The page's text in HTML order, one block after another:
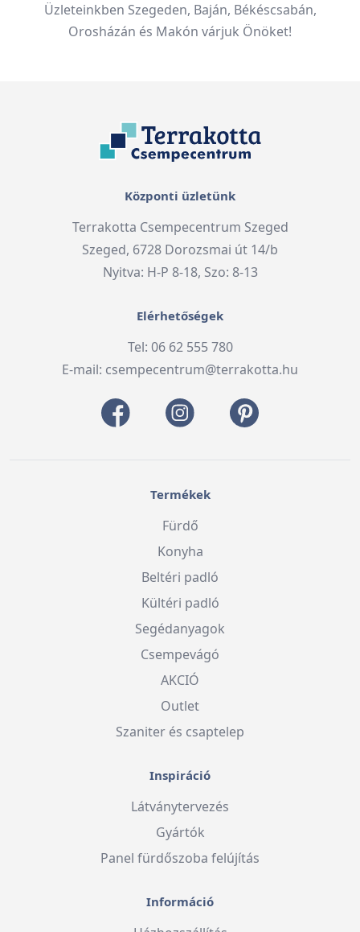
Üzleteinkben Szegeden, Baján, Békéscsabán,
Orosházán és Makón várjuk Önöket!
Központi üzletünk
Terrakotta Csempecentrum Szeged
Szeged, 6728 Dorozsmai út 14/b
Nyitva: H-P 8-18, Szo: 8-13
Elérhetőségek
Tel: 06 62 555 780
E-mail: csempecentrum@terrakotta.hu
Termékek
Fürdő
Konyha
Beltéri padló
Kültéri padló
Segédanyagok
Csempevágó
AKCIÓ
Outlet
Szaniter és csaptelep
Inspiráció
Látványtervezés
Gyártók
Panel fürdőszoba felújítás
Információ